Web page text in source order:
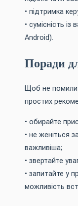
• підтримка
• сумісність
Android).
Поради
Щоб не
простих
• обирайте
• не женіться
важливіша;
• звертайте
• запитайте у
можливість